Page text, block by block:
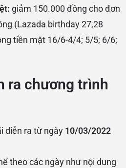
giảm 150.000 đồng cho đơn
(Lazada birthday 27,28
tiền mặt 16/6-4/4; 5/5; 6/6;
ra chương trình
diễn ra từ ngày 10/03/2022
theo các ngày như nội dung